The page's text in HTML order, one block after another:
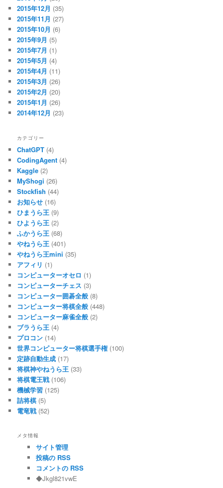
2015年12月 (35)
2015年11月 (27)
2015年10月 (6)
2015年9月 (5)
2015年7月 (1)
2015年5月 (4)
2015年4月 (11)
2015年3月 (26)
2015年2月 (20)
2015年1月 (26)
2014年12月 (23)
カテゴリー
ChatGPT (4)
CodingAgent (4)
Kaggle (2)
MyShogi (26)
Stockfish (44)
お知らせ (16)
ひまうら王 (9)
ひようら王 (2)
ふかうら王 (68)
やねうら王 (401)
やねうら王mini (35)
アフィリ (1)
コンピューターオセロ (1)
コンピューターチェス (3)
コンピューター囲碁全般 (8)
コンピューター将棋全般 (448)
コンピューター麻雀全般 (2)
ブラうら王 (4)
プロコン (14)
世界コンピューター将棋選手権(100)
定跡自動生成 (17)
将棋神やねうら王 (33)
将棋電王戦 (106)
機械学習 (125)
詰将棋 (5)
電竜戦 (52)
メタ情報
サイト管理
投稿の RSS
コメントの RSS
◆Jkgl821vwE